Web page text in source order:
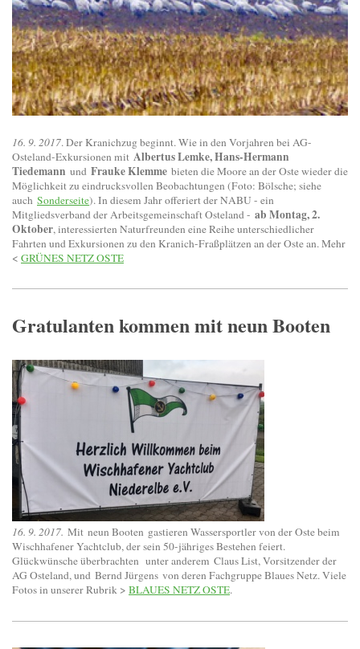
16. 9. 2017. Der Kranichzug beginnt. Wie in den Vorjahren bei AG-
Osteland-Exkursionen mit Albertus Lemke, Hans-Hermann
Tiedemann und Frauke Klemme bieten die Moore an der Oste wieder die
Möglichkeit zu eindrucksvollen Beobachtungen (Foto: Bölsche; siehe
auch Sonderseite). In diesem Jahr offeriert der NABU - ein
Mitgliedsverband der Arbeitsgemeinschaft Osteland - ab Montag, 2.
Oktober, interessierten Naturfreunden eine Reihe unterschiedlicher
Fahrten und Exkursionen zu den Kranich-Fraßplätzen an der Oste an. Mehr
< GRÜNES NETZ OSTE
Gratulanten kommen mit neun Booten
16. 9. 2017. Mit neun Booten gastieren Wassersportler von der Oste beim
Wischhafener Yachtclub, der sein 50-jähriges Bestehen feiert.
Glückwünsche überbrachten unter anderem Claus List, Vorsitzender der
AG Osteland, und Bernd Jürgens von deren Fachgruppe Blaues Netz. Viele
Fotos in unserer Rubrik > BLAUES NETZ OSTE.